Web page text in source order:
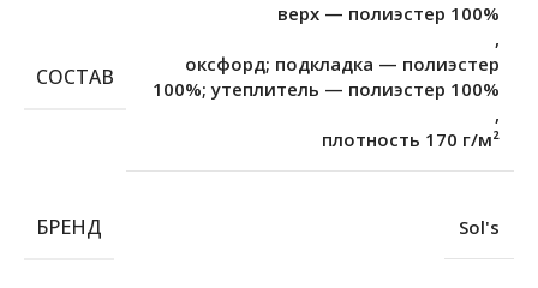
СОСТАВ
верх — полиэстер 100%
,
оксфорд; подкладка — полиэстер
100%; утеплитель — полиэстер 100%
,
плотность 170 г/м²
БРЕНД Sol's